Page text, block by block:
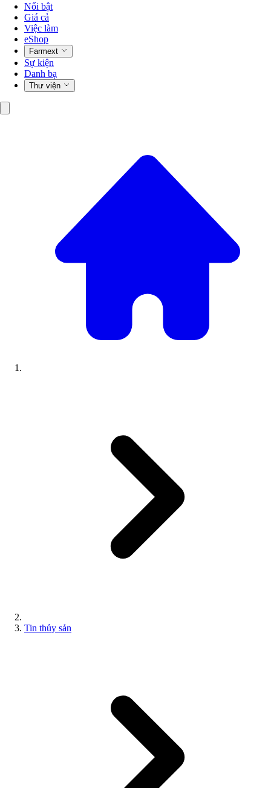
Nổi bật
Giá cả
Việc làm
eShop
Farmext
Sự kiện
Danh bạ
Thư viện
Tin thủy sản